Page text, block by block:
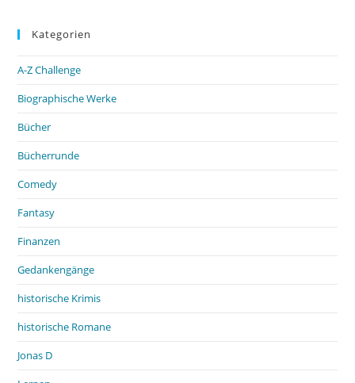
Kategorien
A-Z Challenge
Biographische Werke
Bücher
Bücherrunde
Comedy
Fantasy
Finanzen
Gedankengänge
historische Krimis
historische Romane
Jonas D